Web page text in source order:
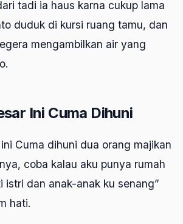
tadi ia haus karna cukup lama
duduk di kursi ruang tamu, dan
mengambilkan air yang
Ini Cuma Dihuni
Cuma dihuni dua orang majikan
coba kalau aku punya rumah
istri dan anak-anak ku senang”
hati.